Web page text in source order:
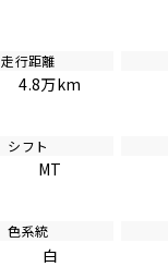
走行距離
4.8万km
シフト
MT
色系統
白